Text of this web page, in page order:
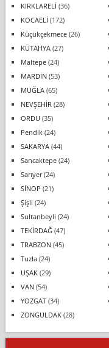
KIRKLARELİ (36)
KOCAELİ (172)
Küçükçekmece(26)
KÜTAHYA(27)
Maltepe(24)
MARDİN(53)
MUĞLA(65)
NEVŞEHİR (28)
ORDU (35)
Pendik(24)
SAKARYA(44)
Sancaktepe(24)
Sarıyer(24)
SİNOP (21)
Şişli (24)
Sultanbeyli (24)
TEKİRDAĞ(47)
TRABZON(45)
Tuzla(24)
UŞAK(29)
VAN(54)
YOZGAT(34)
ZONGULDAK(28)